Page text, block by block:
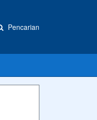
Pencarian